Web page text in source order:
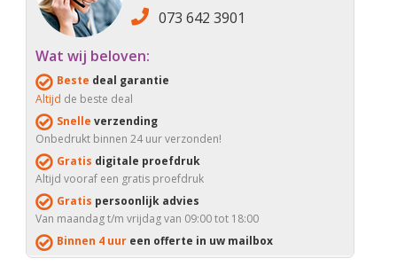
073 642 3901
Wat wij beloven:
Beste deal garantie
Altijd de beste deal
Snelle verzending
Onbedrukt binnen 24 uur verzonden!
Gratis digitale proefdruk
Altijd vooraf een gratis proefdruk
Gratis persoonlijk advies
Van maandag t/m vrijdag van 09:00 tot 18:00
Binnen 4 uur een offerte in uw mailbox